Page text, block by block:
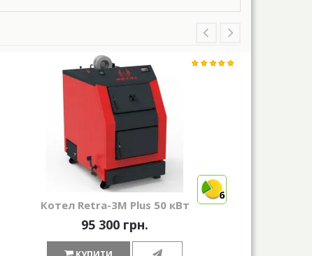
6
Котел Retra-3М Plus 50 кВт
95 300 грн.